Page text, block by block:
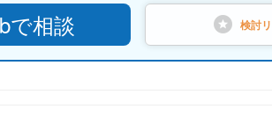
で相談 検討